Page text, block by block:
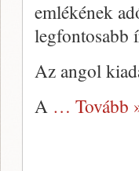
emlékének
legfontosabb
Az angol
A … Tovább